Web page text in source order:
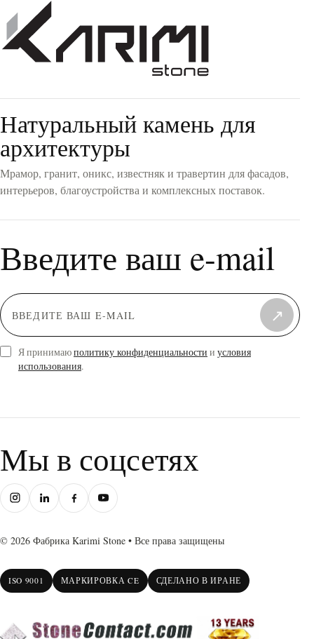
Натуральный камень для
архитектуры
Мрамор, гранит, оникс, известняк и травертин для фасадов,
интерьеров, благоустройства и комплексных поставок.
Введите ваш e-mail
↗
Я принимаюполитику конфиденциальности и условия
использования.
Мы в соцсетях
© 2026 Фабрика Karimi Stone • Все права защищены
ISO 9001 МАРКИРОВКА CE СДЕЛАНО В ИРАНЕ